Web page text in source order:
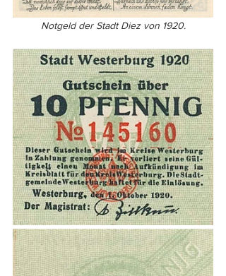
Notgeld der Stadt Diez von 1920.